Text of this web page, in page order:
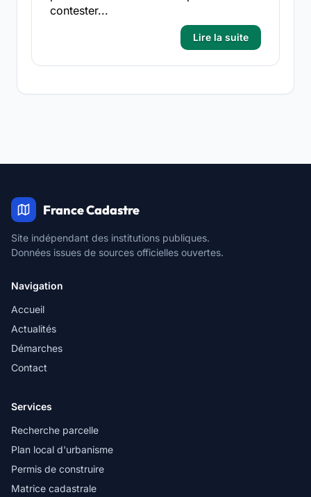
contester...
Lire la suite
France Cadastre
Site indépendant des institutions publiques.
Données issues de sources officielles ouvertes.
Navigation
Accueil
Actualités
Démarches
Contact
Services
Recherche parcelle
Plan local d'urbanisme
Permis de construire
Matrice cadastrale